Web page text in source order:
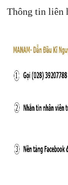
Thông tin liên